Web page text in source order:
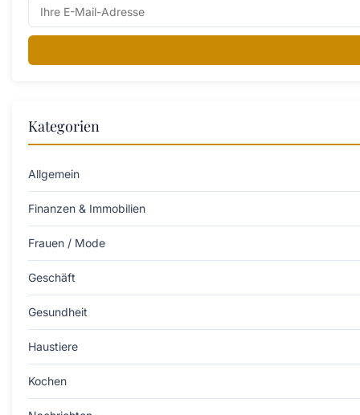
Kategorien
Allgemein
Finanzen & Immobilien
Frauen / Mode
Geschäft
Gesundheit
Haustiere
Kochen